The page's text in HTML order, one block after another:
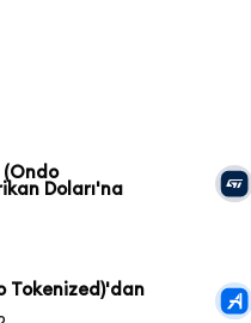
(Ondo
Doları'na
Tokenized)'dan